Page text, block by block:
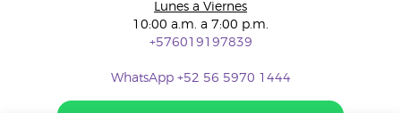
Lunes a Viernes
10:00 a.m. a 7:00 p.m.
+576019197839
WhatsApp +52 56 5970 1444